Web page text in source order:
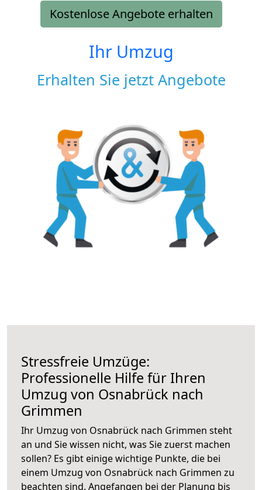
Kostenlose Angebote erhalten
Ihr Umzug
Erhalten Sie jetzt Angebote
Stressfreie Umzüge:
Professionelle Hilfe für Ihren
Umzug von Osnabrück nach
Grimmen
Ihr Umzug von Osnabrück nach Grimmen steht
an und Sie wissen nicht, was Sie zuerst machen
sollen? Es gibt einige wichtige Punkte, die bei
einem Umzug von Osnabrück nach Grimmen zu
beachten sind. Angefangen bei der Planung bis